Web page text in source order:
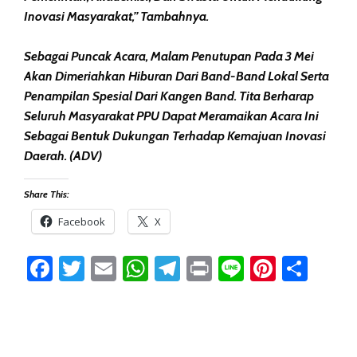
Inovasi Masyarakat,” Tambahnya.
Sebagai Puncak Acara, Malam Penutupan Pada 3 Mei
Akan Dimeriahkan Hiburan Dari Band-Band Lokal Serta
Penampilan Spesial Dari Kangen Band. Tita Berharap
Seluruh Masyarakat PPU Dapat Meramaikan Acara Ini
Sebagai Bentuk Dukungan Terhadap Kemajuan Inovasi
Daerah. (ADV)
Share This:
Facebook X
Facebook
Twitter
EmailWhatsApp
Telegram
PrintLine